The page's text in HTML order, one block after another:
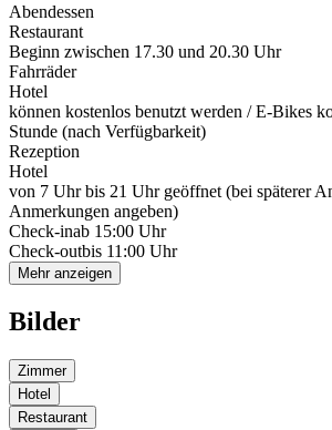
Abendessen
Restaurant
Beginn zwischen 17.30 und 20.30 Uhr
Fahrräder
Hotel
können kostenlos benutzt werden / E-Bikes
Stunde (nach Verfügbarkeit)
Rezeption
Hotel
von 7 Uhr bis 21 Uhr geöffnet (bei späterer
Anmerkungen angeben)
Check-inab 15:00 Uhr
Check-outbis 11:00 Uhr
Mehr anzeigen
Bilder
Zimmer
Hotel
Restaurant